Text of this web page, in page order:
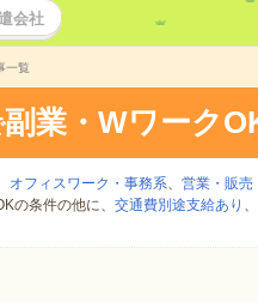
会社
一覧
副業・Wワーク
オフィスワーク・事務系、 営業・販売
の条件の他に、 交通費別途支給あり 、